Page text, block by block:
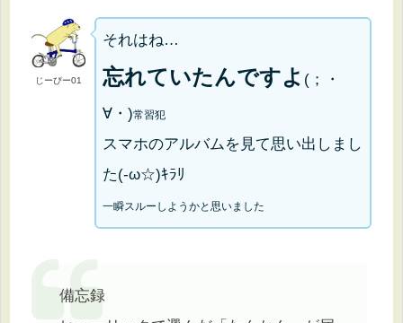
じーぴー01
それはね…
忘れていたんですよ (；・
∀・)常習犯
スマホのアルバムを見て思い出しまし
た(-ω☆)ｷﾗﾘ
一瞬スルーしようかと思いました
備忘録